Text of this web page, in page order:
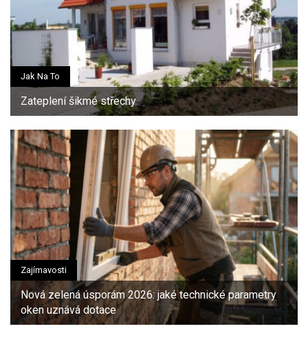
Jak Na To
Zateplení šikmé střechy
Zajímavosti
Nová zelená úsporám 2026: jaké technické parametry
oken uznává dotace